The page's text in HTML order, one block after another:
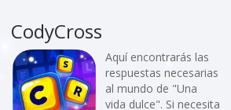
CodyCross
Aquí encontrarás las
respuestas necesarias
al mundo de "Una
vida dulce". Si necesita